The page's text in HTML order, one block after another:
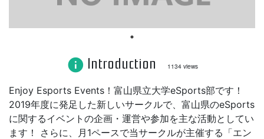
info Introduction 1134 views
Enjoy Esports Events！富山県立大学eSports部です！
2019年度に発足した新しいサークルで、富山県のeSports
に関するイベントの企画・運営や参加を主な活動としてい
ます！ さらに、月1ペースで当サークルが主催する「エン